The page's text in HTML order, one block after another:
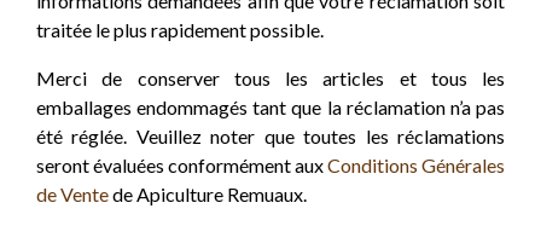
traitée le plus rapidement possible.
Merci de conserver tous les articles et tous les
emballages endommagés tant que la réclamation n’a pas
été réglée. Veuillez noter que toutes les réclamations
seront évaluées conformément auxConditions Générales
de Ventede Apiculture Remuaux.